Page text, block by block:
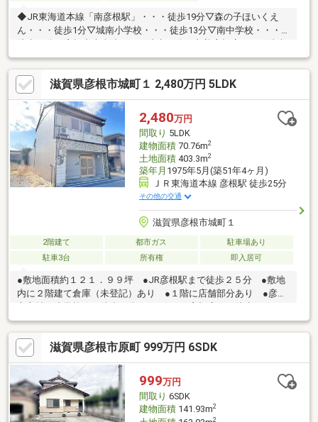
◆JR東海道本線「南彦根駅」・・・徒歩19分▽森の子ほいくえ
ん・・・徒歩1分▽城南小学校・・・徒歩13分▽南中学校・・・
16分■匠工房水口店■どんな些細なご相談でも専門のスタッフが親
身になってお受けいします。皆様からのご連絡・ご相談心よりお
待ちしております。相続相談・不動産売買相談・建替相談、さま
ざまなお悩みを持っている方、是非お気軽にお問い合わせくださ
い！
滋賀県彦根市城町１ 2,480万円 5LDK
2,480万円
間取り 5LDK
建物面積70.76m2
土地面積403.3m2
築年月 1975年5月(築51年4ヶ月)
ＪＲ東海道本線 彦根駅 徒歩25分
その他の交通
滋賀県彦根市城町１
2階建て 都市ガス
駐車場あり
駐車3台
所有権 即入居可
●敷地面積約１２１．９９坪 ●JR彦根駅まで徒歩２５分 ●敷地
内に２階建て倉庫（未登記）あり ●１階に店舗部分あり ●彦根
分 ■付属建物あり：①居宅 木造瓦葺平屋建て １２５．１９
㎡ ②居宅 木造瓦葺平屋建て ４３．４８㎡（付属建物 １
０．５３㎡、１．８㎡） ■未登記の２階建て倉庫あり ■カース
ペース１４台分有り（約5.0ｍ×約34.6ｍ）（車種によります。車
庫証明の可能台数ではありません。）～近隣施設～・彦根市立城
西小学校まで約４００ｍ・彦根城町郵便局まで約１００ｍ
滋賀県彦根市原町 999万円 6SDK
999万円
間取り 6SDK
建物面積141.93m2
2